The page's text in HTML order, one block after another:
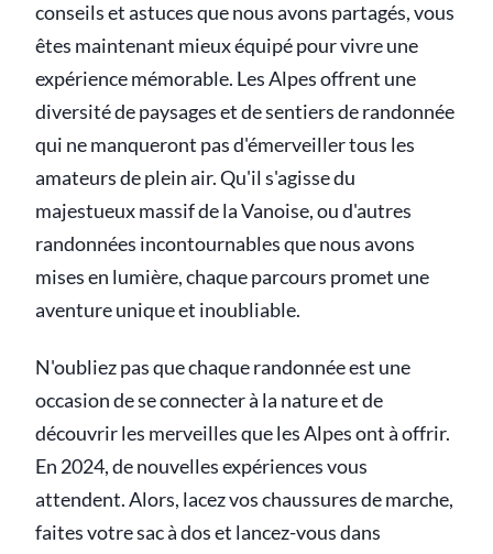
conseils et astuces que nous avons partagés, vous
êtes maintenant mieux équipé pour vivre une
expérience mémorable. Les Alpes offrent une
diversité de paysages et de sentiers de randonnée
qui ne manqueront pas d'émerveiller tous les
amateurs de plein air. Qu'il s'agisse du
majestueux massif de la Vanoise, ou d'autres
randonnées incontournables que nous avons
mises en lumière, chaque parcours promet une
aventure unique et inoubliable.
N'oubliez pas que chaque randonnée est une
occasion de se connecter à la nature et de
découvrir les merveilles que les Alpes ont à offrir.
En 2024, de nouvelles expériences vous
attendent. Alors, lacez vos chaussures de marche,
faites votre sac à dos et lancez-vous dans